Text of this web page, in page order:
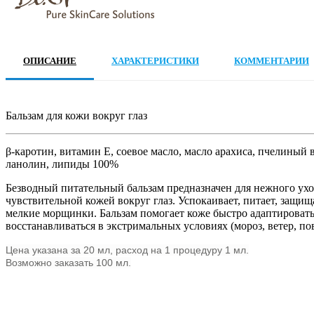
ОПИСАНИЕ ХАРАКТЕРИСТИКИ КОММЕНТАРИИ
Бальзам для кожи вокруг глаз
β-каротин, витамин Е, соевое масло, масло арахиса, пчелиный
ланолин, липиды 100%
Безводный питательный бальзам предназначен для нежного
чувствительной кожей вокруг глаз. Успокаивает, питает,
мелкие морщинки. Бальзам помогает коже быстро
восстанавливаться в экстримальных условиях (мороз, ветер,
Цена указана за 20 мл, расход на 1 процедуру 1 мл.
Возможно заказать 100 мл.